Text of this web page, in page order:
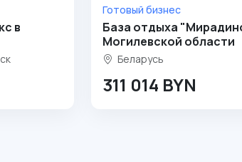
в
Готовый бизнес
База отдыха
Могилевской области
Беларусь
311 014 BYN